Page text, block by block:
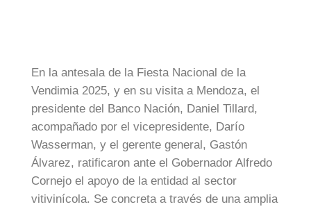
En la antesala de la Fiesta Nacional de la
Vendimia 2025, y en su visita a Mendoza, el
presidente del Banco Nación, Daniel Tillard,
acompañado por el vicepresidente, Darío
Wasserman, y el gerente general, Gastón
Álvarez, ratificaron ante el Gobernador Alfredo
Cornejo el apoyo de la entidad al sector
vitivinícola. Se concreta a través de una amplia